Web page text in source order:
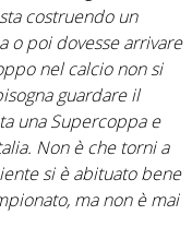
costruendo un
o poi dovesse arrivare
nel calcio non si
guardare il
una Supercoppa e
Non è che torni a
si è abituato bene
ma non è mai